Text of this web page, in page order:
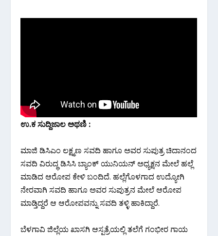
ಉ.ಕ ಸುದ್ದಿಜಾಲ ಅಥಣಿ :
ಮಾಜಿ ಡಿಸಿಎಂ ಲಕ್ಷ್ಮಣ ಸವದಿ ಹಾಗೂ ಅವರ ಸುಪುತ್ರ ಚಿದಾನಂದ
ಸವದಿ ವಿರುದ್ಧ ಡಿಸಿಸಿ ಬ್ಯಾಂಕ್ ಯುನಿಯನ್ ಅಧ್ಯಕ್ಷನ ಮೇಲೆ ಹಲ್ಲೆ
ಮಾಡಿದ ಆರೋಪ‌ ಕೇಳಿ ಬಂದಿದೆ. ಹಲ್ಲೆಗೊಳಗಾದ ಉದ್ಯೋಗಿ
ನೇರವಾಗಿ ಸವದಿ ಹಾಗೂ ಅವರ ಸುಪುತ್ರನ ಮೇಲೆ ಆರೋಪ
ಮಾಡ್ತಿದ್ದರೆ ಆ ಆರೋಪವನ್ನು ಸವದಿ ತಳ್ಳಿ ಹಾಕಿದ್ದಾರೆ.
ಬೆಳಗಾವಿ ಜಿಲ್ಲೆಯ ಖಾಸಗಿ ಆಸ್ಪತ್ರೆಯಲ್ಲಿ ತಲೆಗೆ ಗಂಭೀರ ಗಾಯ